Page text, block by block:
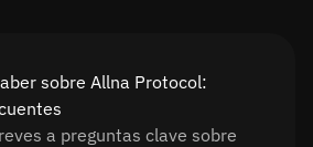
sobre Allna Protocol:
a preguntas clave sobre